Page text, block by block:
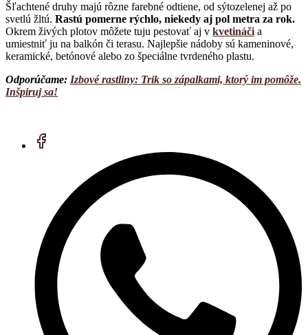
Šľachtené druhy majú rôzne farebné odtiene, od sýtozelenej až po
svetlú žltú. Rastú pomerne rýchlo, niekedy aj pol metra za rok.
Okrem živých plotov môžete tuju pestovať aj v kvetináči a
umiestniť ju na balkón či terasu. Najlepšie nádoby sú kameninové,
keramické, betónové alebo zo špeciálne tvrdeného plastu.
Odporúčame: Izbové rastliny: Trik so zápalkami, ktorý im pomôže.
Inšpiruj sa!